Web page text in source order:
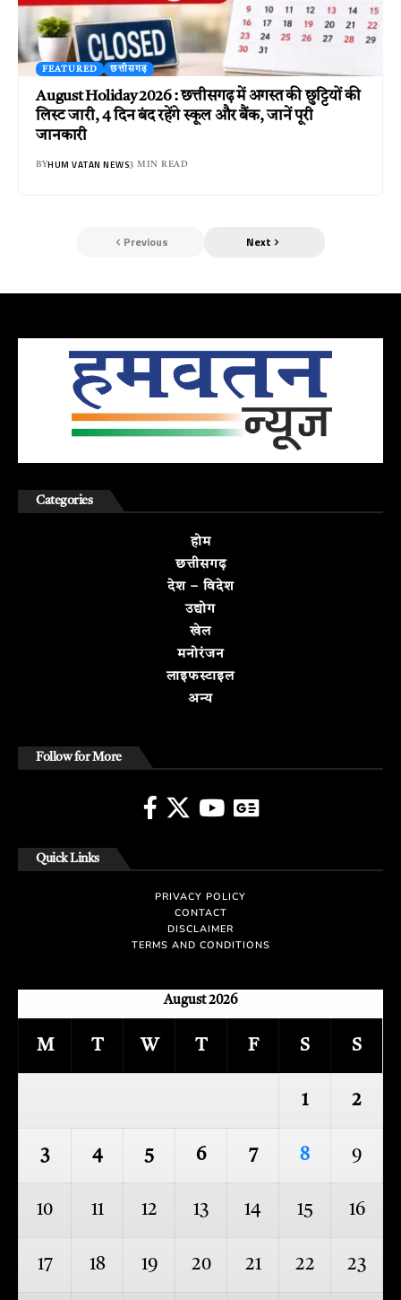
FEATURED छत्तीसगढ़
August Holiday 2026 : छत्तीसगढ़ में अगस्त की छुट्टियों की
लिस्ट जारी, 4 दिन बंद रहेंगे स्कूल और बैंक, जानें पूरी
जानकारी
BYHUM VATAN NEWS3 MIN READ
Previous Next
Categories
होम
छत्तीसगढ़
देश – विदेश
उद्योग
खेल
मनोरंजन
लाइफस्टाइल
अन्य
Follow for More
Quick Links
PRIVACY POLICY
CONTACT
DISCLAIMER
TERMS AND CONDITIONS
August 2026
M T W T F S S
1 2
3 4 5 6 7 8 9
10 11 12 13 14 15 16
17 18 19 20 21 22 23